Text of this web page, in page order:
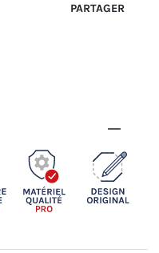
PARTAGER